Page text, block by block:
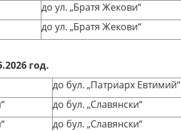
до ул. „Братя Жекови“
до ул. „Братя Жекови“
год.
до бул. „Патриарх Евтимий“
до бул. „Славянски“
до бул. „Славянски“